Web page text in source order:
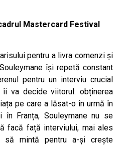
Mastercard Festival
pentru a livra comenzi și
își repetă constant
pentru un interviu crucial
va decide viitorul: obținerea
pe care a lăsat-o în urmă în
în Franța, Souleymane nu se
facă față interviului, mai ales
mintă pentru a-și crește